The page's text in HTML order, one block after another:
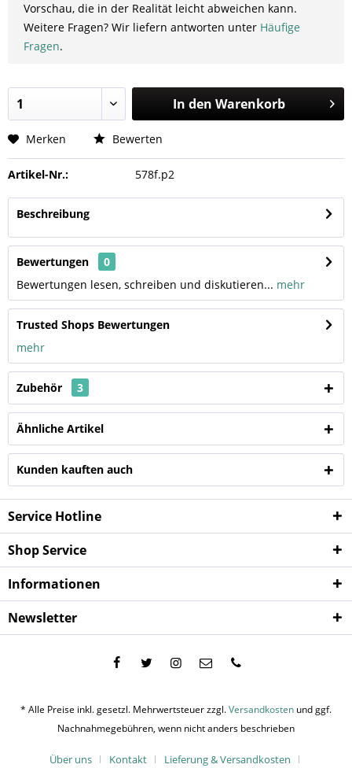
Vorschau, die in der Realität leicht abweichen kann.
Weitere Fragen? Wir liefern antworten unter Häufige
Fragen.
In den Warenkorb
Merken Bewerten
Artikel-Nr.: 578f.p2
Beschreibung
Bewertungen
0
Bewertungen lesen, schreiben und diskutieren... mehr
Trusted Shops Bewertungen
mehr
Zubehör 3
Ähnliche Artikel
Kunden kauften auch
Service Hotline
Shop Service
Informationen
Newsletter
* Alle Preise inkl. gesetzl. Mehrwertsteuer zzgl.Versandkosten und ggf.
Nachnahmegebühren, wenn nicht anders beschrieben
Über uns Kontakt Lieferung & Versandkosten